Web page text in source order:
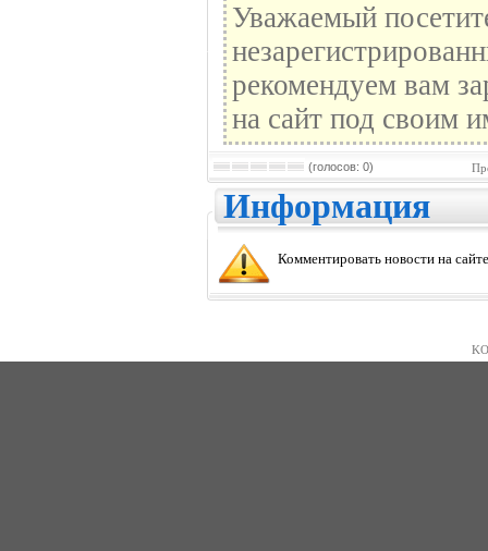
Уважаемый
рекомендуем вам
на сайт под своим
(голосов: 0)
Информация
Комментировать новости на